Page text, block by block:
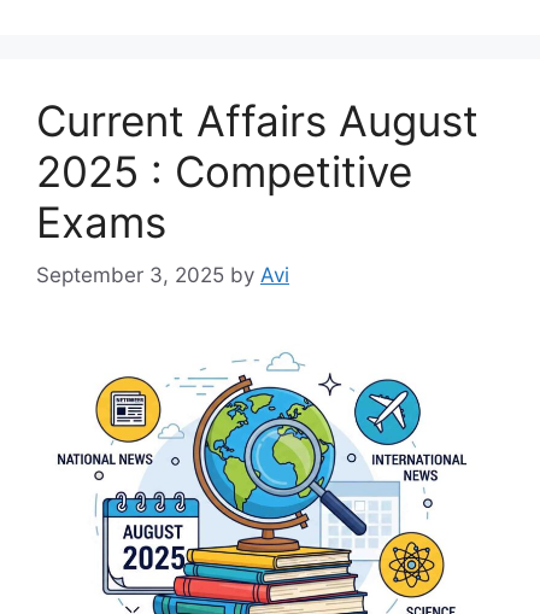
Current Affairs August
2025 : Competitive
Exams
September 3, 2025 by Avi